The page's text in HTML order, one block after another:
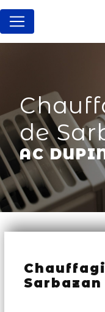
de
AC
Sarbazan
Panneau de gestion